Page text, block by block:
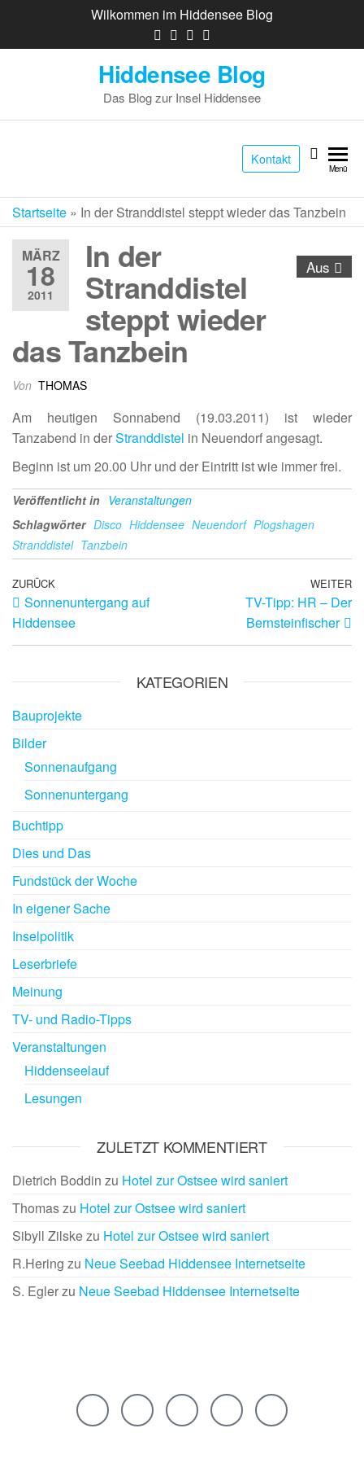
Wilkommen im Hiddensee Blog
Hiddensee Blog
Das Blog zur Insel Hiddensee
Kontakt
Menü
Startseite » In der Stranddistel steppt wieder das Tanzbein
MÄRZ
18
2011
Aus
In der
Stranddistel
steppt wieder
das Tanzbein
Von THOMAS
Am heutigen Sonnabend (19.03.2011) ist wieder
Tanzabend in derStranddistel in Neuendorf angesagt.
Beginn ist um 20.00 Uhr und der Eintritt ist wie immer frei.
Veröffentlicht in Veranstaltungen
Schlagwörter Disco Hiddensee Neuendorf Plogshagen
Stranddistel Tanzbein
ZURÜCK
Sonnenuntergang auf
Hiddensee
WEITER
TV-Tipp: HR – Der
Bernsteinfischer
KATEGORIEN
Bauprojekte
Bilder
Sonnenaufgang
Sonnenuntergang
Buchtipp
Dies und Das
Fundstück der Woche
In eigener Sache
Inselpolitik
Leserbriefe
Meinung
TV- und Radio-Tipps
Veranstaltungen
Hiddenseelauf
Lesungen
ZULETZT KOMMENTIERT
Dietrich Boddin zu Hotel zur Ostsee wird saniert
Thomaszu Hotel zur Ostsee wird saniert
Sibyll Zilskezu Hotel zur Ostsee wird saniert
R.Hering zu Neue Seebad Hiddensee Internetseite
S. Eglerzu Neue Seebad Hiddensee Internetseite